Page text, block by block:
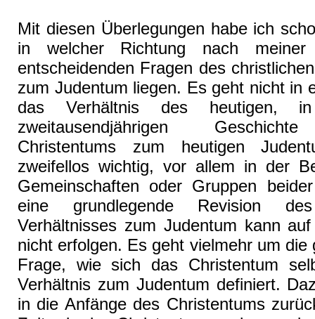
Mit diesen Überlegungen habe ich
in welcher Richtung nach
entscheidenden Fragen des
zum Judentum liegen. Es geht nicht in
das Verhältnis des heutigen,
zweitausendjährigen
Christentums zum heutigen
zweifellos wichtig, vor allem in der
Gemeinschaften oder Gruppen
eine grundlegende Revision
Verhältnisses zum Judentum kann
nicht erfolgen. Es geht vielmehr um die
Frage, wie sich das Christentum
Verhältnis zum Judentum definiert.
in die Anfänge des Christentums